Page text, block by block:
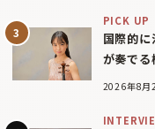
PICK UP
国際的
が奏でる
2026年8月